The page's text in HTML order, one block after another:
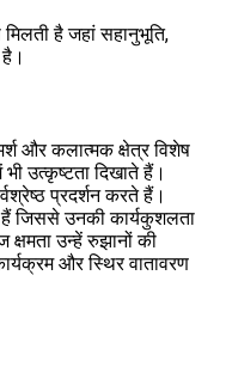
है जहां सहानुभूति,
और कलात्मक क्षेत्र विशेष
उत्कृष्टता दिखाते हैं।
प्रदर्शन करते हैं।
जिससे उनकी कार्यकुशलता
उन्हें रुझानों की
और स्थिर वातावरण